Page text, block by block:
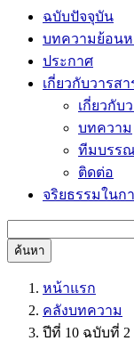
ฉบับปัจจุบัน
บทความย้อนห
ประกาศ
เกี่ยวกับวารสา
เกี่ยวกับ
บทความ
ทีมบรร
ติดต่อ
จริยธรรมในก
ค้นหา
หน้าแรก
คลังบทความ
ปีที่ 10 ฉบับที่ 2